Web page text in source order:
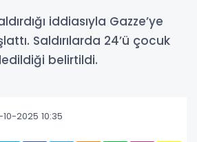
iddiasıyla Gazze’ye
Saldırılarda 24’ü çocuk
belirtildi.
2025 10:35